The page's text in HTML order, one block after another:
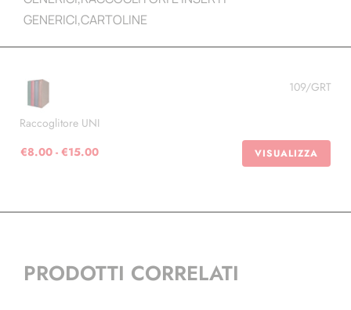
GENERICI,CARTOLINE
VISUALIZZA
Raccoglitore UNI
109/GRT
€8.00 - €15.00Fascia
PRODOTTI CORRELATI